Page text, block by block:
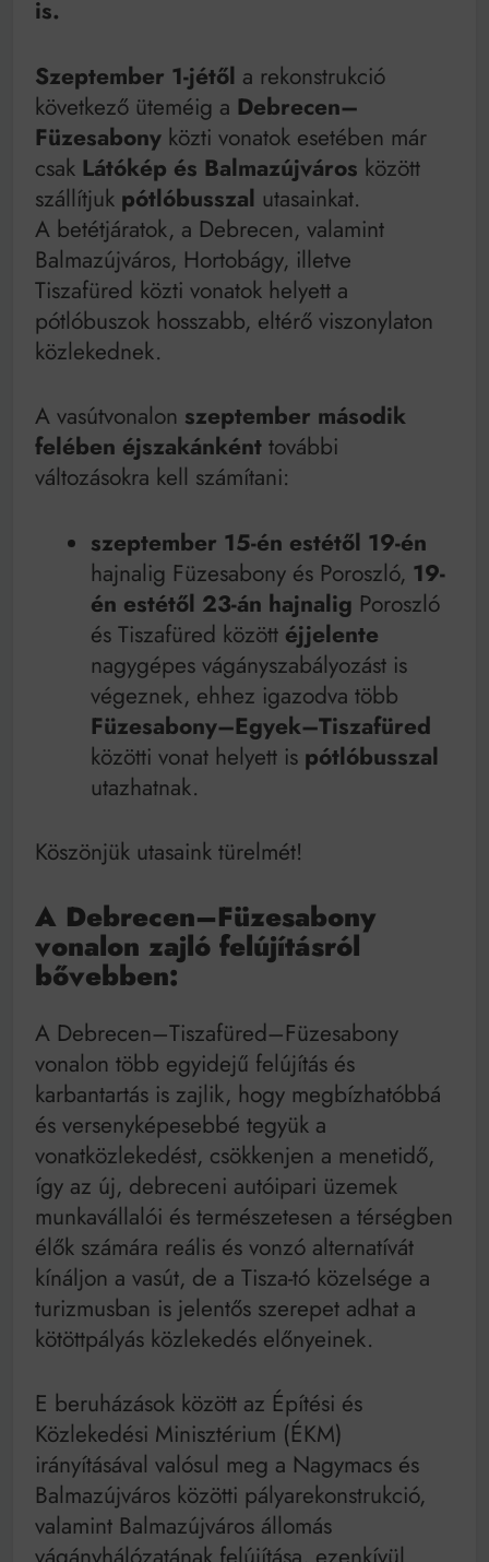
is.
Szeptember 1-jétől a rekonstrukció
következő üteméig a Debrecen–
Füzesabony közti vonatok esetében már
csak Látókép és Balmazújváros között
szállítjuk pótlóbusszal utasainkat.
A betétjáratok, a Debrecen, valamint
Balmazújváros, Hortobágy, illetve
Tiszafüred közti vonatok helyett a
pótlóbuszok hosszabb, eltérő viszonylaton
közlekednek.
A vasútvonalon szeptember második
felében éjszakánként további
változásokra kell számítani:
szeptember 15-én estétől 19-én
hajnalig Füzesabony és Poroszló, 19-
én estétől 23-án hajnalig Poroszló
és Tiszafüred között éjjelente
nagygépes vágányszabályozást is
végeznek, ehhez igazodva több
Füzesabony–Egyek–Tiszafüred
közötti vonat helyett is pótlóbusszal
utazhatnak.
Köszönjük utasaink türelmét!
A Debrecen–Füzesabony
vonalon zajló felújításról
bővebben:
A Debrecen–Tiszafüred–Füzesabony
vonalon több egyidejű felújítás és
karbantartás is zajlik, hogy megbízhatóbbá
és versenyképesebbé tegyük a
vonatközlekedést, csökkenjen a menetidő,
így az új, debreceni autóipari üzemek
munkavállalói és természetesen a térségben
élők számára reális és vonzó alternatívát
kínáljon a vasút, de a Tisza-tó közelsége a
turizmusban is jelentős szerepet adhat a
kötöttpályás közlekedés előnyeinek.
E beruházások között az Építési és
Közlekedési Minisztérium (ÉKM)
irányításával valósul meg a Nagymacs és
Balmazújváros közötti pályarekonstrukció,
valamint Balmazújváros állomás